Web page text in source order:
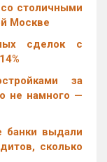
столичными
Москве
сделок с
за
не намного —
банки выдали
сколько